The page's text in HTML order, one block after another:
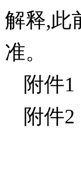
解释,此
准。
附件
附件2